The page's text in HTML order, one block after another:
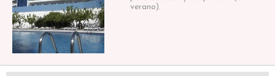
verano).